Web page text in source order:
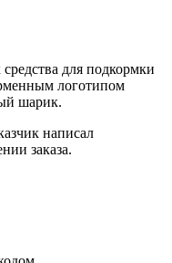
для подкормки
логотипом
шарик.
написал
заказа.